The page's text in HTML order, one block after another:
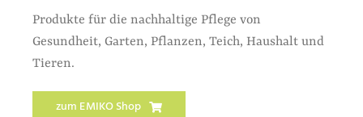
Produkte für die nachhaltige Pflege von
Gesundheit, Garten, Pflanzen, Teich, Haushalt und
Tieren.
zum EMIKO Shop